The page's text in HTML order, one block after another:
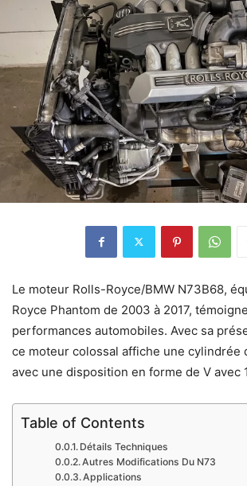
Le moteur Rolls-Royce/BMW N73B68,
Royce Phantom de 2003 à 2017,
performances automobiles. Avec sa
ce moteur colossal affiche une cylindrée
avec une disposition en forme de V avec
Table of Contents
Détails Techniques
Autres Modifications Du N73
Applications